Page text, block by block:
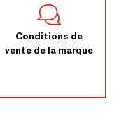
Conditions de
vente de la marque